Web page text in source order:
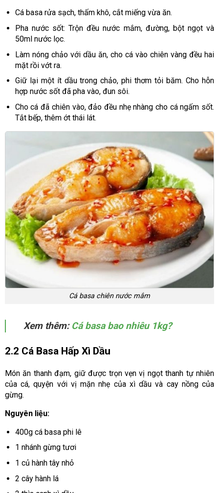
Cá basa rửa sạch, thấm khô, cắt miếng vừa ăn.
Pha nước sốt: Trộn đều nước mắm, đường, bột ngọt và
50ml nước lọc.
Làm nóng chảo với dầu ăn, cho cá vào chiên vàng đều hai
mặt rồi vớt ra.
Giữ lại một ít dầu trong chảo, phi thơm tỏi băm. Cho hỗn
hợp nước sốt đã pha vào, đun sôi.
Cho cá đã chiên vào, đảo đều nhẹ nhàng cho cá ngấm sốt.
Tắt bếp, thêm ớt thái lát.
Cá basa chiên nước mắm
Xem thêm: Cá basa bao nhiêu 1kg?
2.2 Cá Basa Hấp Xì Dầu
Món ăn thanh đạm, giữ được trọn vẹn vị ngọt thanh tự nhiên
của cá, quyện với vị mặn nhẹ của xì dầu và cay nồng của
gừng.
Nguyên liệu:
400g cá basa phi lê
1 nhánh gừng tươi
1 củ hành tây nhỏ
2 cây hành lá